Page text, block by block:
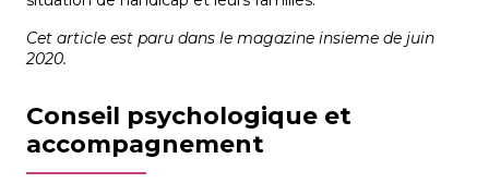
Cet article est paru dans le magazine insieme de juin
2020.
Conseil psychologique et
accompagnement